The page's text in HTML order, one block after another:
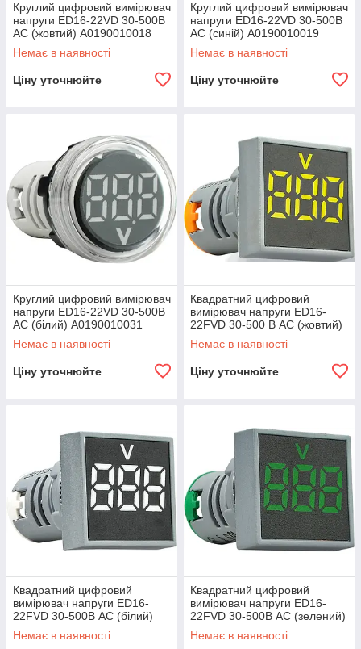
Круглий цифровий вимірювач
напруги ED16-22VD 30-500В
АС (жовтий) A0190010018
Немає в наявності
Ціну уточнюйте
Круглий цифровий вимірювач
напруги ED16-22VD 30-500В
АС (синій) A0190010019
Немає в наявності
Ціну уточнюйте
Круглий цифровий вимірювач
напруги ED16-22VD 30-500В
АС (білий) A0190010031
Немає в наявності
Ціну уточнюйте
Квадратний цифровий
вимірювач напруги ED16-
22FVD 30-500 В АС (жовтий)
Немає в наявності
Ціну уточнюйте
Квадратний цифровий
вимірювач напруги ED16-
22FVD 30-500В АС (білий)
A0190010033
Немає в наявності
Квадратний цифровий
вимірювач напруги ED16-
22FVD 30-500В АС (зелений)
A0190010034
Немає в наявності